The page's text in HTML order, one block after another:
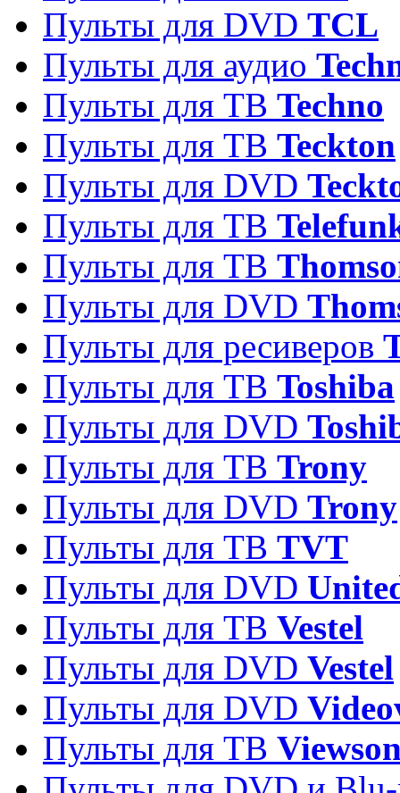
Пульты для DVD TCL
Пульты для аудио
Пульты для ТВ Techno
Пульты для ТВ Teckton
Пульты для DVD
Пульты для ТВ
Пульты для ТВ
Пульты для DVD
Пульты для ресиверов
Пульты для ТВ Toshiba
Пульты для DVD
Пульты для ТВ Trony
Пульты для DVD Trony
Пульты для ТВ TVT
Пульты для DVD
Пульты для ТВ Vestel
Пульты для DVD Vestel
Пульты для DVD
Пульты для ТВ